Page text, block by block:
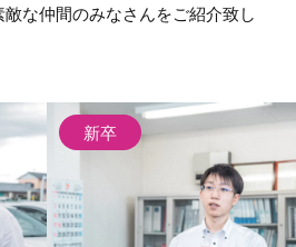
な仲間のみなさんをご紹介致し
新卒